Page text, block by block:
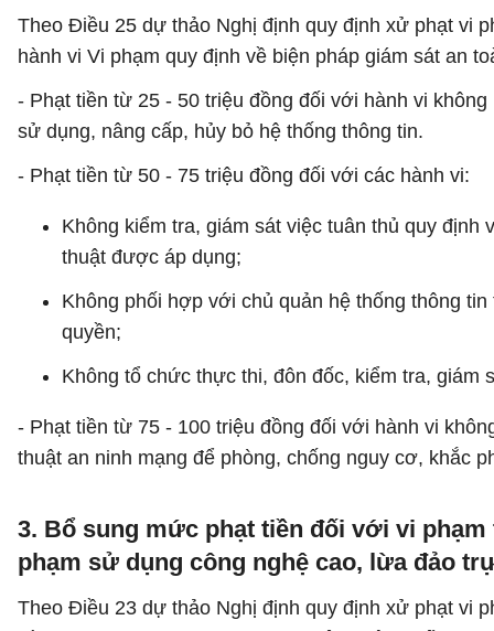
Theo Điều 25 dự thảo Nghị định quy định xử phạt vi
hành vi Vi phạm quy định về biện pháp giám sát an
- Phạt tiền từ 25 - 50 triệu đồng đối với hành vi
sử dụng, nâng cấp, hủy bỏ hệ thống thông tin.
- Phạt tiền từ 50 - 75 triệu đồng đối với các hành vi:
Không kiểm tra, giám sát việc tuân thủ quy
thuật được áp dụng;
Không phối hợp với chủ quản hệ thống thông
quyền;
Không tổ chức thực thi, đôn đốc, kiểm tra, giám
- Phạt tiền từ 75 - 100 triệu đồng đối với hành vi
thuật an ninh mạng để phòng, chống nguy cơ, khắc
3. Bổ sung mức phạt tiền đối với vi
phạm sử dụng công nghệ cao, lừa đảo
Theo Điều 23 dự thảo Nghị định quy định xử phạt vi